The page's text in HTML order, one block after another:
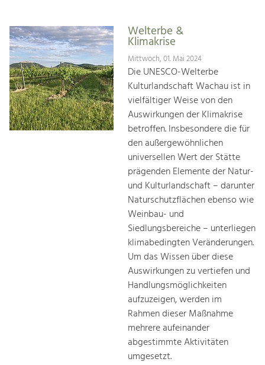
Welterbe &
Klimakrise
Mittwoch, 01. Mai 2024
Die UNESCO-Welterbe
Kulturlandschaft Wachau ist in
vielfältiger Weise von den
Auswirkungen der Klimakrise
betroffen. Insbesondere die für
den außergewöhnlichen
universellen Wert der Stätte
prägenden Elemente der Natur-
und Kulturlandschaft – darunter
Naturschutzflächen ebenso wie
Weinbau- und
Siedlungsbereiche – unterliegen
klimabedingten Veränderungen.
Um das Wissen über diese
Auswirkungen zu vertiefen und
Handlungsmöglichkeiten
aufzuzeigen, werden im
Rahmen dieser Maßnahme
mehrere aufeinander
abgestimmte Aktivitäten
umgesetzt.